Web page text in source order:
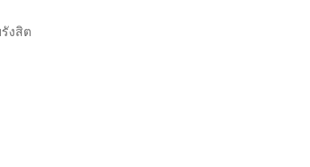
งสิต